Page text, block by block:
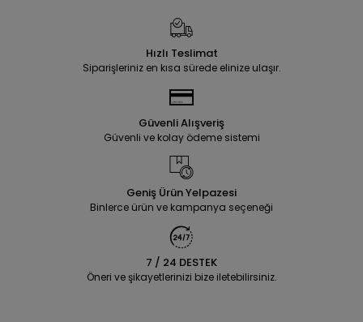
Hızlı Teslimat
Siparişleriniz en kısa sürede elinize ulaşır.
Güvenli Alışveriş
Güvenli ve kolay ödeme sistemi
Geniş Ürün Yelpazesi
Binlerce ürün ve kampanya seçeneği
7 / 24 DESTEK
Öneri ve şikayetlerinizi bize iletebilirsiniz.